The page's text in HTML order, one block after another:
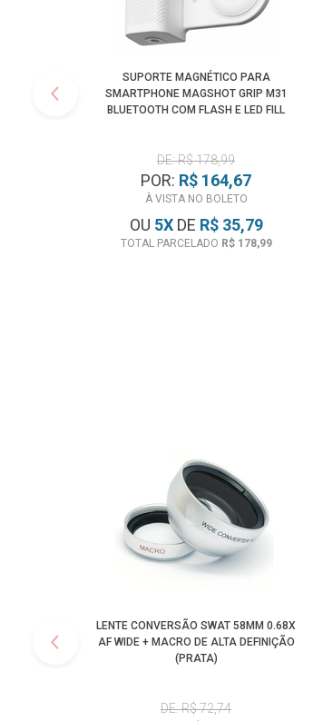
SUPORTE MAGNÉTICO PARA
SMARTPHONE MAGSHOT GRIP M31
BLUETOOTH COM FLASH E LED FILL
DE: R$ 178,99
POR: R$ 164,67
À VISTA NO BOLETO
OU 5XDE R$ 35,79
TOTAL PARCELADO R$ 178,99
LENTE CONVERSÃO SWAT 58MM 0.68X
AF WIDE + MACRO DE ALTA DEFINIÇÃO
(PRATA)
DE: R$ 72,74